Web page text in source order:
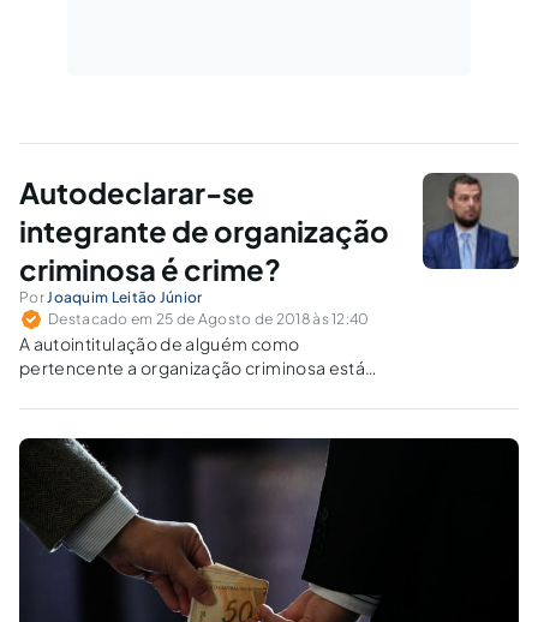
Autodeclarar-se
integrante de organização
criminosa é crime?
PorJoaquim Leitão Júnior
Destacado em 25 de Agosto de 2018 às 12:40
A autointitulação de alguém como
pertencente a organização criminosa está
constituir organização criminosa?